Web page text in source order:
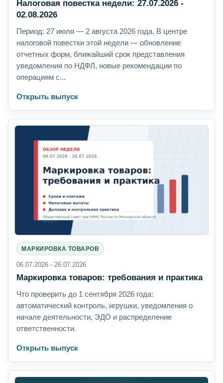
Налоговая повестка недели: 27.07.2026 -
02.08.2026
Период: 27 июля — 2 августа 2026 года. В центре
налоговой повестки этой недели — обновление
отчетных форм, ближайший срок представления
уведомления по НДФЛ, новые рекомендации по
операциям с...
Открыть выпуск
МАРКИРОВКА ТОВАРОВ
06.07.2026 - 26.07.2026
Маркировка товаров: требования и практика
Что проверить до 1 сентября 2026 года:
автоматический контроль, игрушки, уведомления о
начале деятельности, ЭДО и распределение
ответственности.
Открыть выпуск